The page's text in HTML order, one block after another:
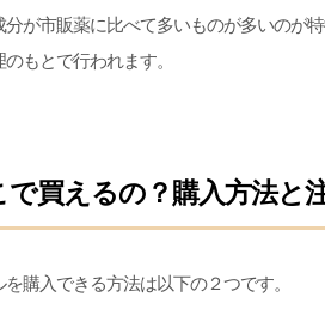
が市販薬に比べて多いものが多いのが
もとで行われます。
で買えるの？購入方法と
購入できる方法は以下の２つです。